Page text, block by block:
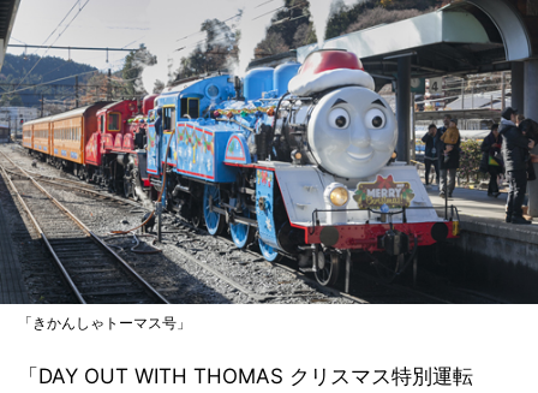
「きかんしゃトーマス号」
「DAY OUT WITH THOMAS クリスマス特別運転